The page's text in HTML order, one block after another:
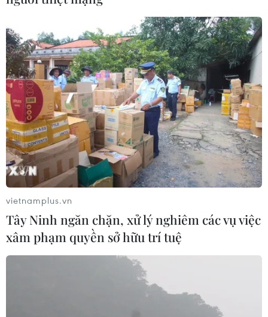
vietnamplus.vn
Tây Ninh ngăn chặn, xử lý nghiêm các vụ việc
xâm phạm quyền sở hữu trí tuệ